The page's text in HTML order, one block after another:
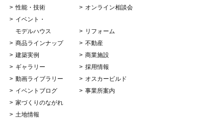
性能・技術
イベント・
モデルハウス
商品ラインナップ
建築実例
ギャラリー
動画ライブラリー
イベントブログ
家づくりのながれ
土地情報
オンライン相談会
リフォーム
不動産
商業施設
採用情報
オスカービルド
事業所案内